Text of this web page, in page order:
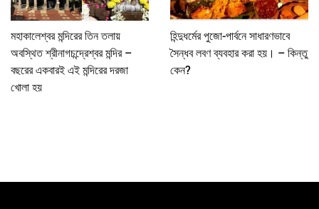
মহাকালেশ্বর মন্দিরের তিন তলায়
অবস্থিত শ্রীনাগচন্দ্রেশ্বর মন্দির –
বছরের একবারই এই মন্দিরের দরজা
খোলা হয়
হিন্দুধর্মের পুজো-পার্বনে সাধারণভাবে
সৈন্ধব লবণ ব্যবহার করা হয়। – কিন্তু
কেন?